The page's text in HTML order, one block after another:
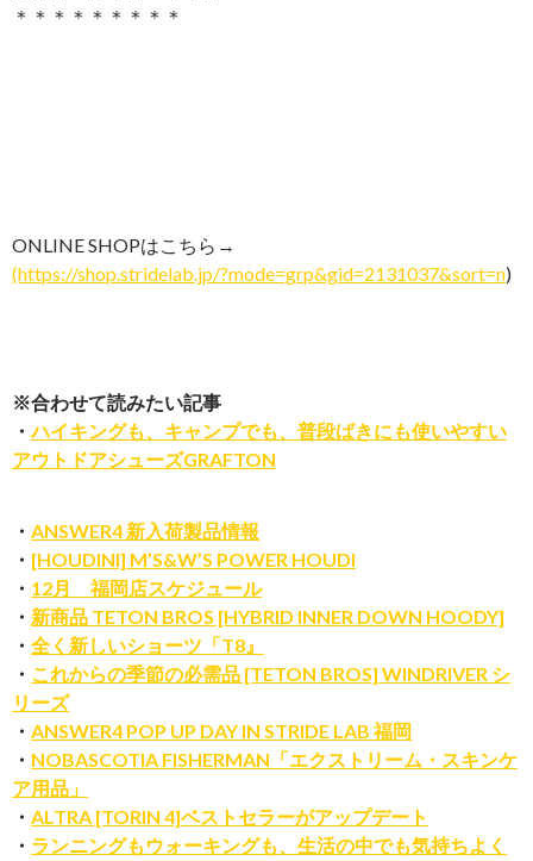
＊＊＊＊＊＊＊＊＊
ONLINE SHOPはこちら→
(https://shop.stridelab.jp/?mode=grp&gid=2131037&sort=n)
※合わせて読みたい記事
・ハイキングも、キャンプでも、普段ばきにも使いやすい
アウトドアシューズGRAFTON
・ ANSWER4 新入荷製品情報
・ [HOUDINI] M’S&W’S POWER HOUDI
・ 12月 福岡店スケジュール
・ 新商品 TETON BROS [HYBRID INNER DOWN HOODY]
・ 全く新しいショーツ「T8』
・ これからの季節の必需品 [TETON BROS] WINDRIVER シ
リーズ
・ ANSWER4 POP UP DAY IN STRIDE LAB 福岡
・ NOBASCOTIA FISHERMAN「エクストリーム・スキンケ
ア用品」
・ ALTRA [TORIN 4]ベストセラーがアップデート
・ ランニングもウォーキングも、生活の中でも気持ちよく